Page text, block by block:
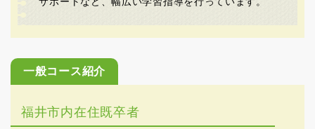
福井市内在住既卒者
一般コース紹介